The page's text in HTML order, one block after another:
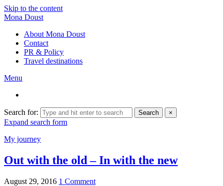
Skip to the content
Mona Doust
About Mona Doust
Contact
PR & Policy
Travel destinations
Menu
Search for: Search ×
Expand search form
My journey
Out with the old – In with the new
August 29, 2016 1 Comment